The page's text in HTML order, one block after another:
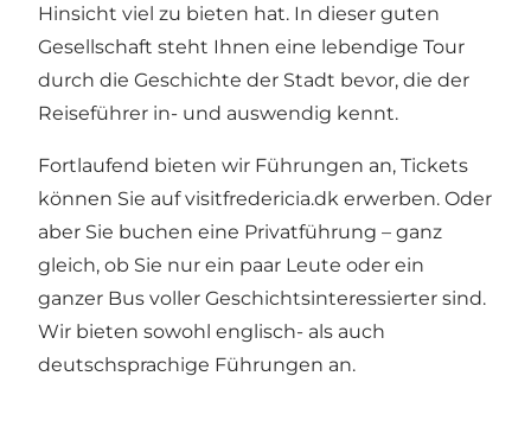
Hinsicht viel zu bieten hat. In dieser guten
Gesellschaft steht Ihnen eine lebendige Tour
durch die Geschichte der Stadt bevor, die der
Reiseführer in- und auswendig kennt.
Fortlaufend bieten wir Führungen an, Tickets
können Sie auf visitfredericia.dk erwerben. Oder
aber Sie buchen eine Privatführung – ganz
gleich, ob Sie nur ein paar Leute oder ein
ganzer Bus voller Geschichtsinteressierter sind.
Wir bieten sowohl englisch- als auch
deutschsprachige Führungen an.